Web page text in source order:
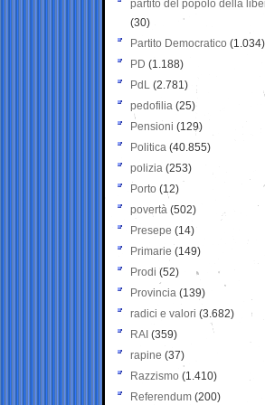
partito del popolo della
(30)
Partito Democratico (1.034)
PD (1.188)
PdL (2.781)
pedofilia (25)
Pensioni (129)
Politica (40.855)
polizia (253)
Porto (12)
povertà (502)
Presepe (14)
Primarie (149)
Prodi (52)
Provincia (139)
radici e valori (3.682)
RAI (359)
rapine (37)
Razzismo (1.410)
Referendum (200)